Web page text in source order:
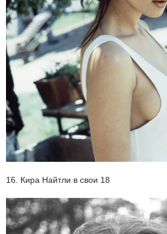
16. Кира Найтли в свои 18